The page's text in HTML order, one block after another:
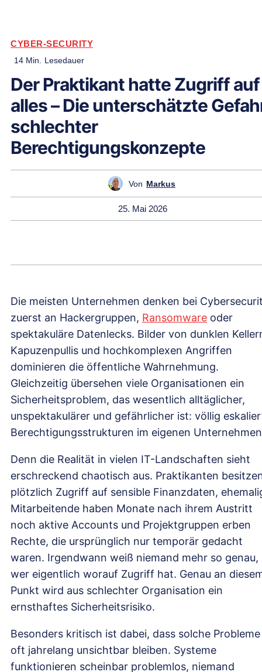
CYBER-SECURITY
14 Min. Lesedauer
Der Praktikant hatte Zugriff auf
alles – Die unterschätzte
schlechter
Berechtigungskonzepte
Von Markus
25. Mai 2026
Die meisten Unternehmen denken bei
zuerst an Hackergruppen, Ransomware oder
spektakuläre Datenlecks. Bilder von dunklen
Kapuzenpullis und hochkomplexen Angriffen
dominieren die öffentliche Wahrnehmung.
Gleichzeitig übersehen viele Organisationen ein
Sicherheitsproblem, das wesentlich alltäglicher,
unspektakulärer und gefährlicher ist: völlig
Berechtigungsstrukturen im eigenen
Denn die Realität in vielen IT-Landschaften sieht
erschreckend chaotisch aus. Praktikanten
plötzlich Zugriff auf sensible Finanzdaten,
Mitarbeitende haben Monate nach ihrem Austritt
noch aktive Accounts und Projektgruppen erben
Rechte, die ursprünglich nur temporär gedacht
waren. Irgendwann weiß niemand mehr so genau,
wer eigentlich worauf Zugriff hat. Genau an
Punkt wird aus schlechter Organisation ein
ernsthaftes Sicherheitsrisiko.
Besonders kritisch ist dabei, dass solche Probleme
oft jahrelang unsichtbar bleiben. Systeme
funktionieren scheinbar problemlos, niemand